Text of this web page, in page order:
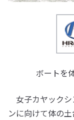
ボートを
女子カヤックシ
ンに向けて体の